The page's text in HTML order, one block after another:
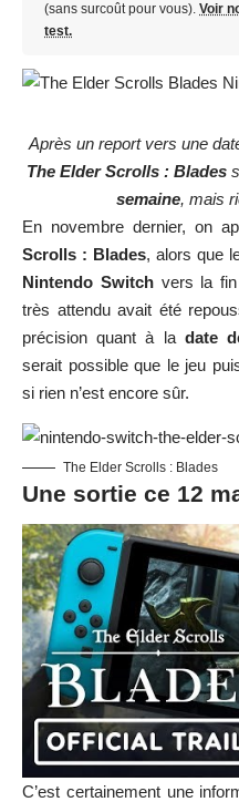
(sans surcoût pour vous). Voir
test.
Après un report vers une
The Elder Scrolls : Blades
semaine, mais
En novembre dernier, on
Scrolls : Blades, alors que
Nintendo Switchvers la fin
très attendu avait été
précision quant à la date
serait possible que le jeu
si rien n’est encore sûr.
The Elder Scrolls : Blades
Une sortie ce 12
C’est certainement une